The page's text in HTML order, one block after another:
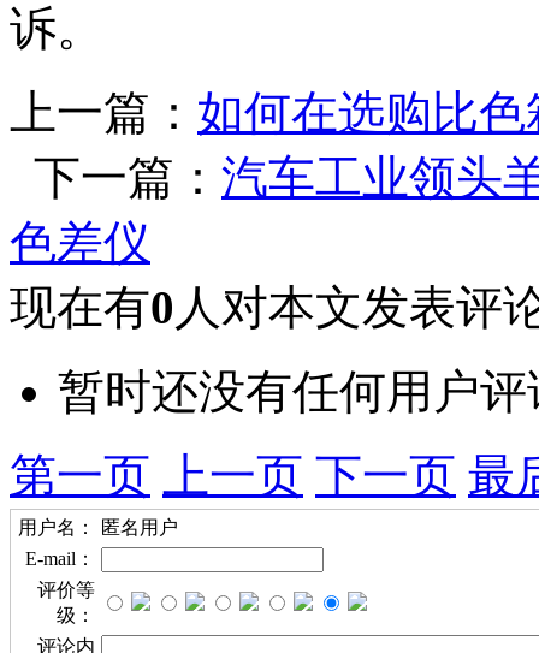
诉。
上一篇： 如何在选购比
下一篇： 汽车工业领头
色差仪
现在有0 人对本文发表评
暂时还没有任何用户评
第一页
上一页 下一页 最
用户名：
匿名用户
E-mail：
评价等
级：
评论内